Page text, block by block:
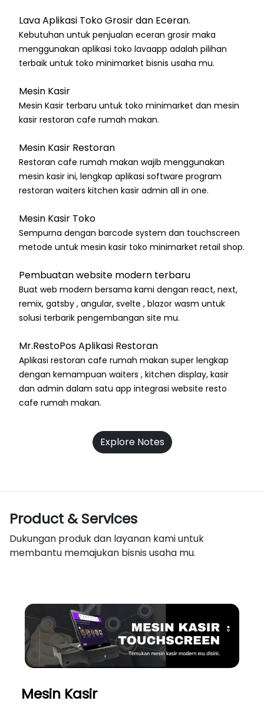
Lava Aplikasi Toko Grosir dan Eceran.
Kebutuhan untuk penjualan eceran grosir maka
menggunakan aplikasi toko lavaapp adalah pilihan
terbaik untuk toko minimarket bisnis usaha mu.
Mesin Kasir
Mesin Kasir terbaru untuk toko minimarket dan mesin
kasir restoran cafe rumah makan.
Mesin Kasir Restoran
Restoran cafe rumah makan wajib menggunakan
mesin kasir ini, lengkap aplikasi software program
restoran waiters kitchen kasir admin all in one.
Mesin Kasir Toko
Sempurna dengan barcode system dan touchscreen
metode untuk mesin kasir toko minimarket retail shop.
Pembuatan website modern terbaru
Buat web modern bersama kami dengan react, next,
remix, gatsby , angular, svelte , blazor wasm untuk
solusi terbarik pengembangan site mu.
Mr.RestoPos Aplikasi Restoran
Aplikasi restoran cafe rumah makan super lengkap
dengan kemampuan waiters , kitchen display, kasir
dan admin dalam satu app integrasi website resto
cafe rumah makan.
Explore Notes
Product & Services
Dukungan produk dan layanan kami untuk
membantu memajukan bisnis usaha mu.
Mesin Kasir